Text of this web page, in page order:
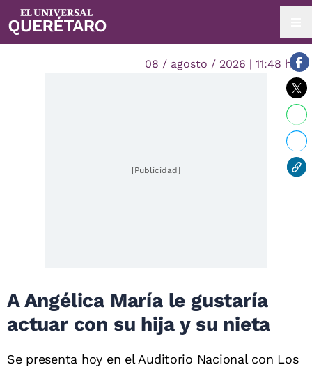
08 / agosto / 2026 | 11:48 hrs.
[Publicidad]
A Angélica María le gustaría
actuar con su hija y su nieta
Se presenta hoy en el Auditorio Nacional con Los